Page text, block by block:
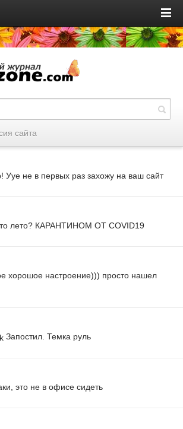
сайта
Ууе не в первых раз захожу на ваш сайт
лето? КАРАНТИНОМ ОТ COVID19
хорошое настроение))) просто нашел
Запостил. Темка руль
это не в офисе сидеть